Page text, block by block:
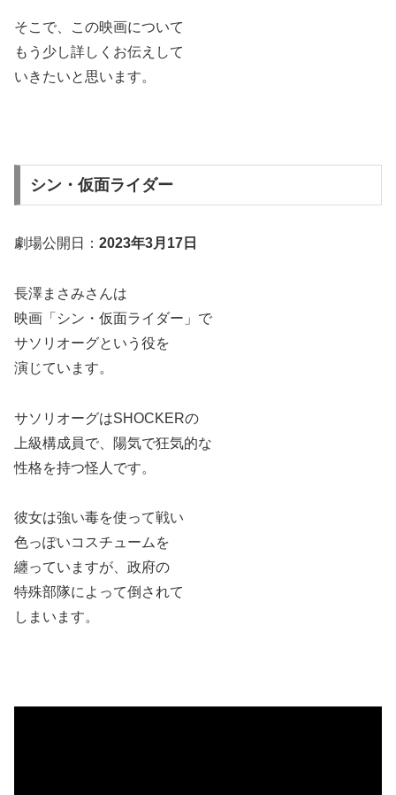
そこで、この映画について
もう少し詳しくお伝えして
いきたいと思います。
シン・仮面ライダー
劇場公開日： 2023年3月17日
長澤まさみさんは
映画「シン・仮面ライダー」で
サソリオーグという役を
演じています。
サソリオーグはSHOCKERの
上級構成員で、陽気で狂気的な
性格を持つ怪人です。
彼女は強い毒を使って戦い
色っぽいコスチュームを
纏っていますが、政府の
特殊部隊によって倒されて
しまいます。